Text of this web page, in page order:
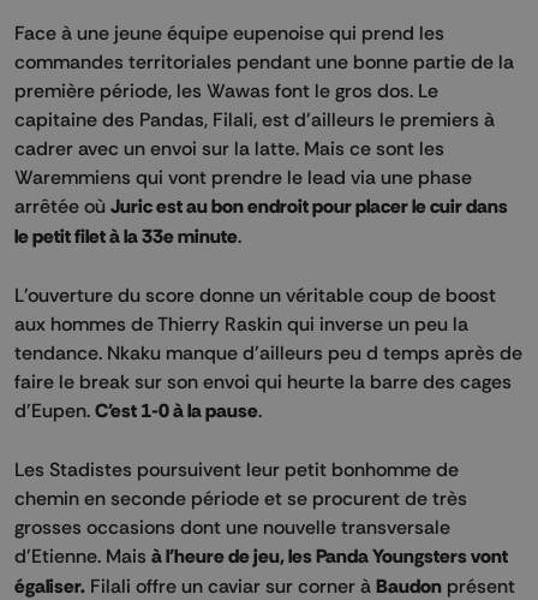
Face à une jeune équipe eupenoise qui prend les
commandes territoriales pendant une bonne partie de la
première période, les Wawas font le gros dos. Le
capitaine des Pandas, Filali, est d'ailleurs le premiers à
cadrer avec un envoi sur la latte. Mais ce sont les
Waremmiens qui vont prendre le lead via une phase
arrêtée où Juric est au bon endroit pour placer le cuir dans
le petit filet à la 33e minute.
L'ouverture du score donne un véritable coup de boost
aux hommes de Thierry Raskin qui inverse un peu la
tendance. Nkaku manque d'ailleurs peu d temps après de
faire le break sur son envoi qui heurte la barre des cages
d'Eupen. C'est 1-0 à la pause.
Les Stadistes poursuivent leur petit bonhomme de
chemin en seconde période et se procurent de très
grosses occasions dont une nouvelle transversale
d'Etienne. Mais à l'heure de jeu, les Panda Youngsters vont
égaliser. Filali offre un caviar sur corner à Baudon présent